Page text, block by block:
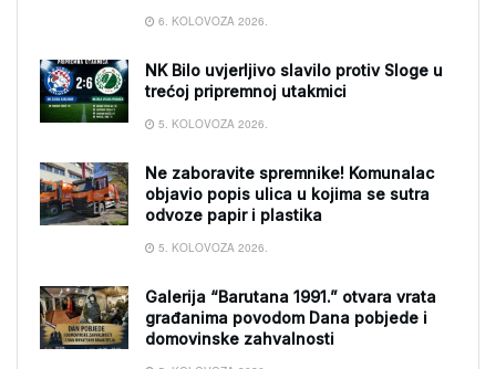
6. KOLOVOZA 2026.
NK Bilo uvjerljivo slavilo protiv Sloge u
trećoj pripremnoj utakmici
5. KOLOVOZA 2026.
Ne zaboravite spremnike! Komunalac
objavio popis ulica u kojima se sutra
odvoze papir i plastika
5. KOLOVOZA 2026.
Galerija “Barutana 1991.” otvara vrata
građanima povodom Dana pobjede i
domovinske zahvalnosti